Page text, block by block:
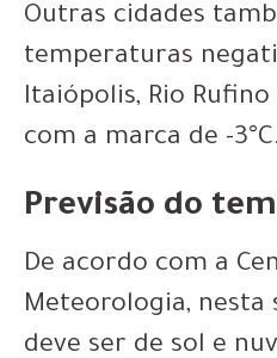
Outras cidades
temperaturas
Itaiópolis, Rio Rufino
com a marca de -3°C.
Previsão do
De acordo com a
Meteorologia, nesta
deve ser de sol e